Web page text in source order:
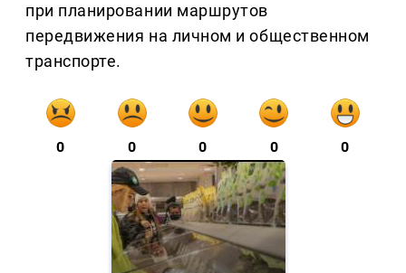
при планировании маршрутов
передвижения на личном и общественном
транспорте.
0 0 0 0 0